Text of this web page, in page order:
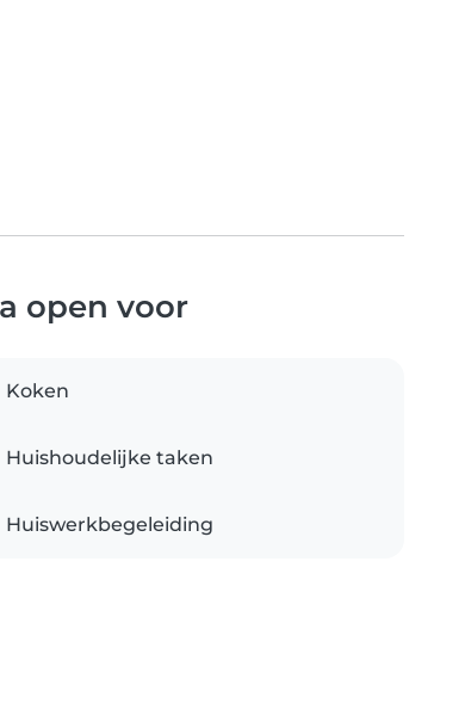
open voor
Koken
Huishoudelijke taken
Huiswerkbegeleiding